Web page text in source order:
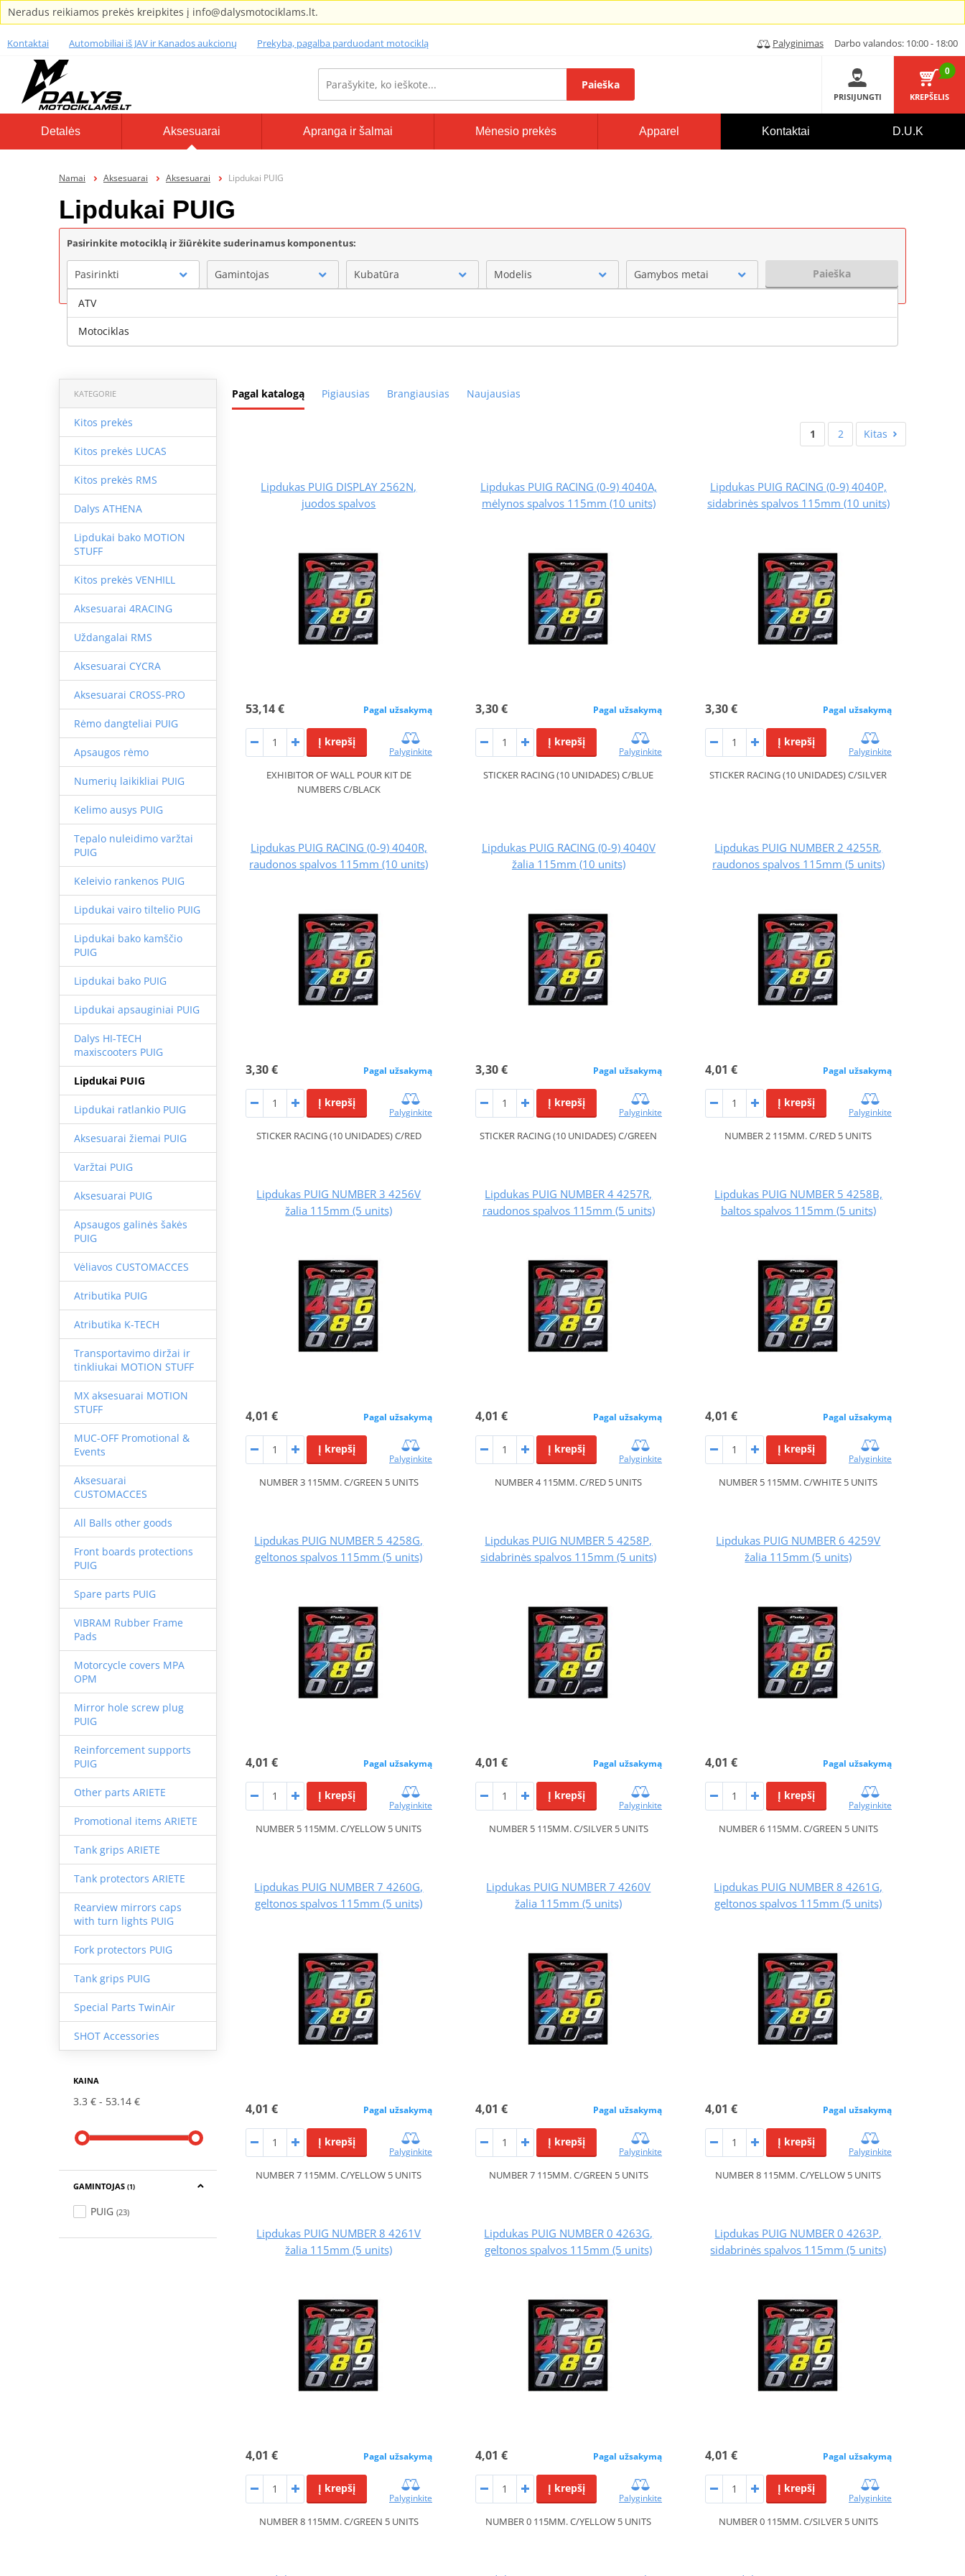
Neradus reikiamos prekės kreipkites į info@dalysmotociklams.lt.
Kontaktai Automobiliai iš JAV ir Kanados aukcionų Prekyba, pagalba parduodant motociklą Palyginimas Darbo valandos: 10:00 - 18:00
Paieška
PRISIJUNGTI
0
KREPŠELIS
Detalės Aksesuarai Apranga ir šalmai Mėnesio prekės Apparel Kontaktai D.U.K
Namai Aksesuarai Aksesuarai Lipdukai PUIG
Lipdukai PUIG
Pasirinkite motociklą ir žiūrėkite suderinamus komponentus:
Pasirinkti Gamintojas Kubatūra Modelis Gamybos metai Paieška
Pagal katalogą Pigiausias Brangiausias Naujausias
KATEGORIE
Kitos prekės
Kitos prekės LUCAS
Kitos prekės RMS
Dalys ATHENA
Lipdukai bako MOTION
STUFF
Kitos prekės VENHILL
Aksesuarai 4RACING
Uždangalai RMS
Aksesuarai CYCRA
Aksesuarai CROSS-PRO
Rėmo dangteliai PUIG
Apsaugos rėmo
Numerių laikikliai PUIG
Kelimo ausys PUIG
Tepalo nuleidimo varžtai
PUIG
Keleivio rankenos PUIG
Lipdukai vairo tiltelio PUIG
Lipdukai bako kamščio
PUIG
Lipdukai bako PUIG
Lipdukai apsauginiai PUIG
Dalys HI-TECH
maxiscooters PUIG
Lipdukai PUIG
Lipdukai ratlankio PUIG
Aksesuarai žiemai PUIG
Varžtai PUIG
Aksesuarai PUIG
Apsaugos galinės šakės
PUIG
Vėliavos CUSTOMACCES
Atributika PUIG
Atributika K-TECH
Transportavimo diržai ir
tinkliukai MOTION STUFF
MX aksesuarai MOTION
STUFF
MUC-OFF Promotional &
Events
Aksesuarai
CUSTOMACCES
All Balls other goods
Front boards protections
PUIG
Spare parts PUIG
VIBRAM Rubber Frame
Pads
Motorcycle covers MPA
OPM
Mirror hole screw plug
PUIG
Reinforcement supports
PUIG
Other parts ARIETE
Promotional items ARIETE
Tank grips ARIETE
Tank protectors ARIETE
Rearview mirrors caps
with turn lights PUIG
Fork protectors PUIG
Tank grips PUIG
Special Parts TwinAir
SHOT Accessories
KAINA
3.3 € 53.14 €
GAMINTOJAS (1)
PUIG (23)
1 2 Kitas
Lipdukas PUIG DISPLAY 2562N,
juodos spalvos
53,14 € Pagal užsakymą
Į krepšį
Palyginkite
EXHIBITOR OF WALL POUR KIT DE
NUMBERS C/BLACK
Lipdukas PUIG RACING (0-9) 4040A,
mėlynos spalvos 115mm (10 units)
3,30 € Pagal užsakymą
Į krepšį
Palyginkite
STICKER RACING (10 UNIDADES) C/BLUE
Lipdukas PUIG RACING (0-9) 4040P,
sidabrinės spalvos 115mm (10 units)
3,30 € Pagal užsakymą
Į krepšį
Palyginkite
STICKER RACING (10 UNIDADES) C/SILVER
Lipdukas PUIG RACING (0-9) 4040R,
raudonos spalvos 115mm (10 units)
3,30 € Pagal užsakymą
Į krepšį
Palyginkite
STICKER RACING (10 UNIDADES) C/RED
Lipdukas PUIG RACING (0-9) 4040V
žalia 115mm (10 units)
3,30 € Pagal užsakymą
Į krepšį
Palyginkite
STICKER RACING (10 UNIDADES) C/GREEN
Lipdukas PUIG NUMBER 2 4255R,
raudonos spalvos 115mm (5 units)
4,01 € Pagal užsakymą
Į krepšį
Palyginkite
NUMBER 2 115MM. C/RED 5 UNITS
Lipdukas PUIG NUMBER 3 4256V
žalia 115mm (5 units)
4,01 € Pagal užsakymą
Į krepšį
Palyginkite
NUMBER 3 115MM. C/GREEN 5 UNITS
Lipdukas PUIG NUMBER 4 4257R,
raudonos spalvos 115mm (5 units)
4,01 € Pagal užsakymą
Į krepšį
Palyginkite
NUMBER 4 115MM. C/RED 5 UNITS
Lipdukas PUIG NUMBER 5 4258B,
baltos spalvos 115mm (5 units)
4,01 € Pagal užsakymą
Į krepšį
Palyginkite
NUMBER 5 115MM. C/WHITE 5 UNITS
Lipdukas PUIG NUMBER 5 4258G,
geltonos spalvos 115mm (5 units)
4,01 € Pagal užsakymą
Į krepšį
Palyginkite
NUMBER 5 115MM. C/YELLOW 5 UNITS
Lipdukas PUIG NUMBER 5 4258P,
sidabrinės spalvos 115mm (5 units)
4,01 € Pagal užsakymą
Į krepšį
Palyginkite
NUMBER 5 115MM. C/SILVER 5 UNITS
Lipdukas PUIG NUMBER 6 4259V
žalia 115mm (5 units)
4,01 € Pagal užsakymą
Į krepšį
Palyginkite
NUMBER 6 115MM. C/GREEN 5 UNITS
Lipdukas PUIG NUMBER 7 4260G,
geltonos spalvos 115mm (5 units)
4,01 € Pagal užsakymą
Į krepšį
Palyginkite
NUMBER 7 115MM. C/YELLOW 5 UNITS
Lipdukas PUIG NUMBER 7 4260V
žalia 115mm (5 units)
4,01 € Pagal užsakymą
Į krepšį
Palyginkite
NUMBER 7 115MM. C/GREEN 5 UNITS
Lipdukas PUIG NUMBER 8 4261G,
geltonos spalvos 115mm (5 units)
4,01 € Pagal užsakymą
Į krepšį
Palyginkite
NUMBER 8 115MM. C/YELLOW 5 UNITS
Lipdukas PUIG NUMBER 8 4261V
žalia 115mm (5 units)
4,01 € Pagal užsakymą
Į krepšį
Palyginkite
NUMBER 8 115MM. C/GREEN 5 UNITS
Lipdukas PUIG NUMBER 0 4263G,
geltonos spalvos 115mm (5 units)
4,01 € Pagal užsakymą
Į krepšį
Palyginkite
NUMBER 0 115MM. C/YELLOW 5 UNITS
Lipdukas PUIG NUMBER 0 4263P,
sidabrinės spalvos 115mm (5 units)
4,01 € Pagal užsakymą
Į krepšį
Palyginkite
NUMBER 0 115MM. C/SILVER 5 UNITS
ATV
Motociklas